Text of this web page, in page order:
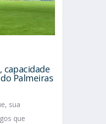
capacidade
Palmeiras
sua
que